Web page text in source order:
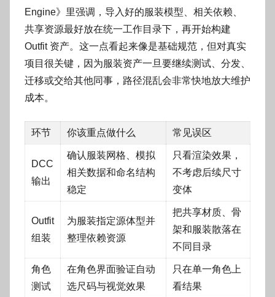
Engine》里强调，导入好的服装模型、相关依赖、
共享资源最好放在统一工作目录下，再开始构建
Outfit 资产。这一点看起来像是基础规范，但对真实
项目很关键，因为服装资产一旦要继续测试、分发、
迁移或交给其他同事，路径混乱会非常快地放大维护
成本。
环节 你该重点做什么 常见误区
DCC
输出
确认服装网格、模拟
相关数据和命名结构
稳定
只看渲染效果，
不考虑后续尺寸
变体
Outfit
组装
为服装指定源体型并
整理依赖资源
把共享材质、骨
架和服装散落在
不同目录
角色
测试
在角色界面验证自动
选尺码与视觉效果
只在单一角色上
看结果